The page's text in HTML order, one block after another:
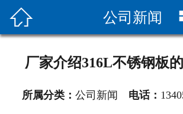
 公司新闻
厂家介绍316L不锈钢板
所属分类： 公司新闻 电话：